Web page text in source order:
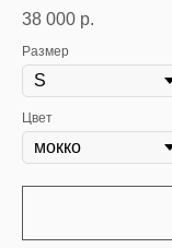
38 000 р.
Размер
Цвет